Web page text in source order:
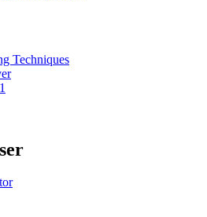
Techniques